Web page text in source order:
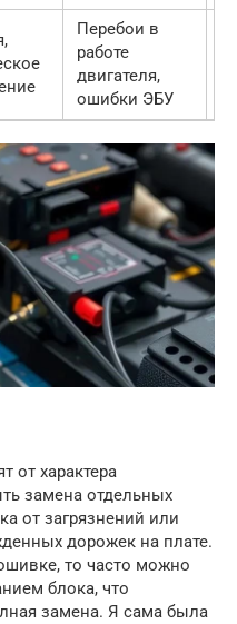
Перебои в
работе
двигателя,
ошибки ЭБУ
от характера
замена отдельных
от загрязнений или
дорожек на плате.
то часто можно
блока, что
замена. Я сама была